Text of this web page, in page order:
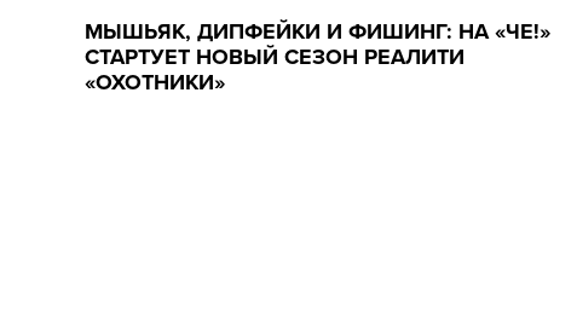
МЫШЬЯК, ДИПФЕЙКИ И ФИШИНГ: НА «ЧЕ!»
СТАРТУЕТ НОВЫЙ СЕЗОН РЕАЛИТИ
«ОХОТНИКИ»